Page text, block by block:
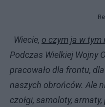
Wiecie, o czym ja w tym
Podczas Wielkiej Wojny
pracowało dla frontu,
naszych obrońców. Ale
czołgi, samoloty, armaty,